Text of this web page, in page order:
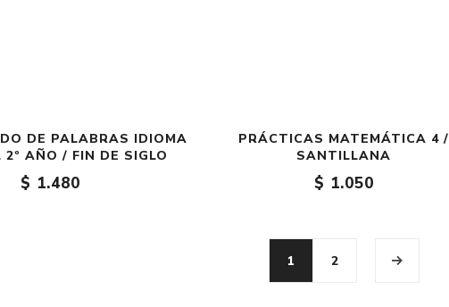
DE PALABRAS IDIOMA
2º AÑO / FIN DE SIGLO
$ 1.480
PRÁCTICAS MATEMÁTICA 4 /
SANTILLANA
$ 1.050
1 2